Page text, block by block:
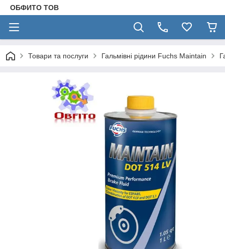
ОБФИТО ТОВ
Товари та послуги Гальмівні рідини Fuchs Maintain